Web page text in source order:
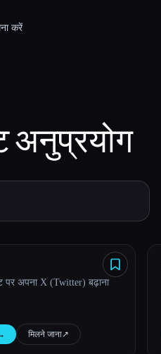
करें
अनुप्रयोग
अपना X (Twitter) बढ़ाना
मिलने जाना↗︎